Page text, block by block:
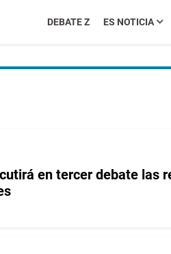
DEBATE Z ES NOTICIA
en tercer debate las